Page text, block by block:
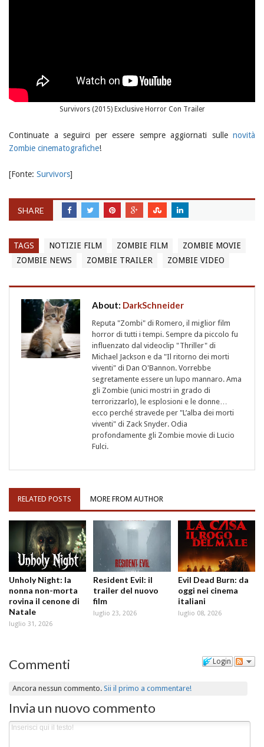
Survivors (2015) Exclusive Horror Con Trailer
Continuate a seguirci per essere sempre aggiornati sulle novità
Zombie cinematografiche!
[Fonte: Survivors]
SHARE
TAGS NOTIZIE FILM ZOMBIE FILM
ZOMBIE MOVIE
ZOMBIE NEWS
ZOMBIE TRAILER ZOMBIE VIDEO
About: DarkSchneider
Reputa "Zombi" di Romero, il miglior film
horror di tutti i tempi. Sempre da piccolo fu
influenzato dal videoclip "Thriller" di
Michael Jackson e da "Il ritorno dei morti
viventi" di Dan O'Bannon. Vorrebbe
segretamente essere un lupo mannaro. Ama
gli Zombie (unici mostri in grado di
terrorizzarlo), le esplosioni e le donne…
ecco perché stravede per "L’alba dei morti
viventi" di Zack Snyder. Odia
profondamente gli Zombie movie di Lucio
Fulci.
RELATED POSTS MORE FROM AUTHOR
Unholy Night: la
nonna non-morta
rovina il cenone di
Natale
luglio 31, 2026
Resident Evil: il
trailer del nuovo
film
luglio 23, 2026
Evil Dead Burn: da
oggi nei cinema
italiani
luglio 08, 2026
Login
Commenti
Ancora nessun commento.Sii il primo a commentare!
Invia un nuovo commento